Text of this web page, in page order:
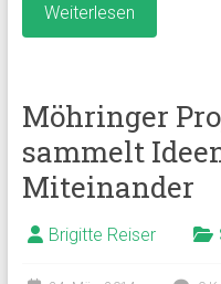
Weiterlesen
Möhringer
sammelt
Miteinander
Brigitte Reiser